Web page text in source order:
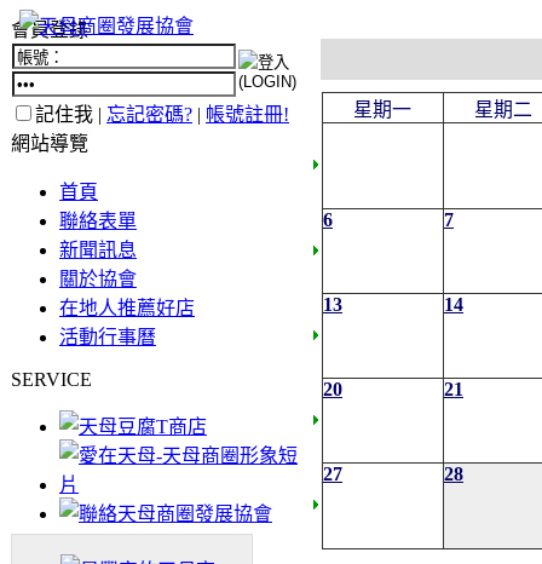
會員登錄
記住我 | 忘記密碼? | 帳號註冊!
網站導覽
首頁
聯絡表單
新聞訊息
關於協會
在地人推薦好店
活動行事曆
SERVICE
星期一 星期二
6 7
13 14
20 21
27 28